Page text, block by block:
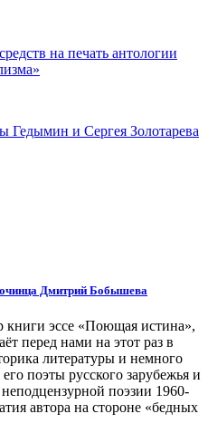
на печать антологии
Гедымин и Сергея Золотарева
Дмитрий Бобышева
эссе «Поющая истина»,
перед нами на этот раз в
литературы и немного
поэты русского зарубежья и
поэзии 1960-
автора на стороне «бедных